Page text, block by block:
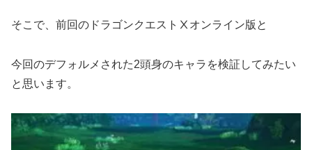
そこで、前回のドラゴンクエストⅩオンライン版と
今回のデフォルメされた2頭身のキャラを検証してみたい
と思います。